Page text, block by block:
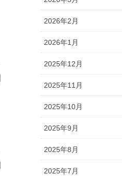
2026年2月
2026年1月
2025年12月
2025年11月
2025年10月
2025年9月
2025年8月
2025年7月